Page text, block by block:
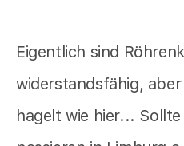
Eigentlich sind
widerstandsfähig,
hagelt wie hier...